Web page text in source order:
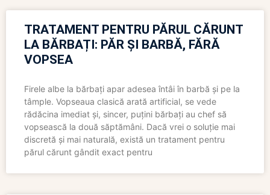
TRATAMENT PENTRU PĂRUL CĂRUNT
LA BĂRBAȚI: PĂR ȘI BARBĂ, FĂRĂ
VOPSEA
Firele albe la bărbați apar adesea întâi în barbă și pe la
tâmple. Vopseaua clasică arată artificial, se vede
rădăcina imediat și, sincer, puțini bărbați au chef să
vopsească la două săptămâni. Dacă vrei o soluție mai
discretă și mai naturală, există un tratament pentru
părul cărunt gândit exact pentru